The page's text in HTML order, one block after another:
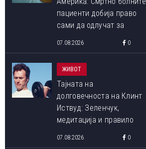
пациенти добија право
сами да одлучат за
07.08.2026 0
ЖИВОТ
Тајната на
долговечноста на Клинт
Иствуд: Зеленчук,
медитација и правило
07.08.2026 0